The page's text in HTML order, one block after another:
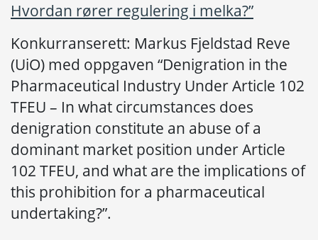
Hvordan rører regulering i melka?”
Konkurranserett: Markus Fjeldstad Reve
(UiO) med oppgaven “Denigration in the
Pharmaceutical Industry Under Article 102
TFEU – In what circumstances does
denigration constitute an abuse of a
dominant market position under Article
102 TFEU, and what are the implications of
this prohibition for a pharmaceutical
undertaking?”.